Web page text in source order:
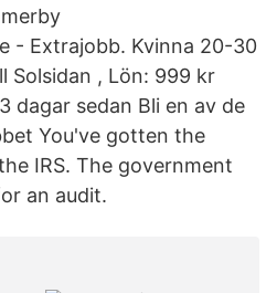
- Extrajobb. Kvinna 20-30
Solsidan , Lön: 999 kr
dagar sedan Bli en av de
You've gotten the
IRS. The government
an audit.